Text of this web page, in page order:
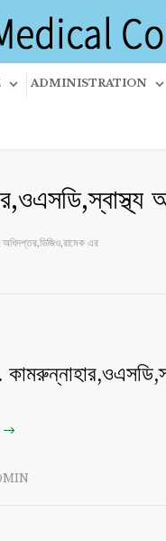
ADMINISTRATION
অধিদপ্তর,ডিজিও,রামেক এর